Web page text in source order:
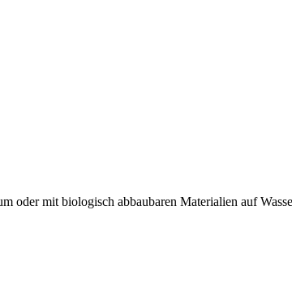
mit biologisch abbaubaren Materialien auf